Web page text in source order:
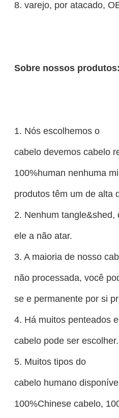
8. varejo, por atacado,
Sobre nossos produtos:
1. Nós escolhemos o
cabelo devemos cabelo
100%human nenhuma
produtos têm um de alta
2. Nenhum tangle&shed,
ele a não atar.
3. A maioria de nosso
não processada, você
se e permanente por si
4. Há muitos penteados
cabelo pode ser escolher.
5. Muitos tipos do
cabelo humano
100%Chinese cabelo,